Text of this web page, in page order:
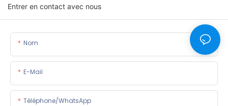
Entrer en contact avec nous
Nom
E-Mail
Téléphone/WhatsApp